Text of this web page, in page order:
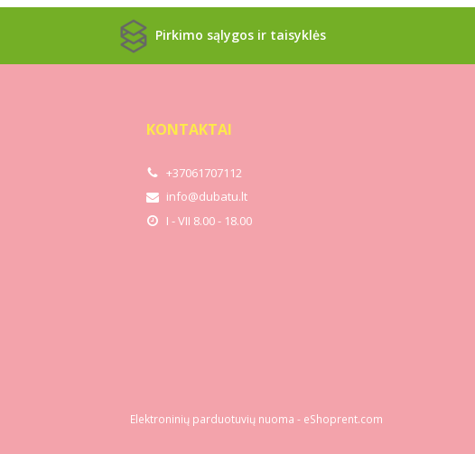
Pirkimo sąlygos ir taisyklės
KONTAKTAI
+37061707112
info@dubatu.lt
I - VII 8.00 - 18.00
Elektroninių parduotuvių nuoma - eShoprent.com